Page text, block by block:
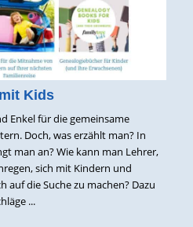
Kids
Enkel für die gemeinsame
Doch, was erzählt man? In
man an? Wie kann man Lehrer,
sich mit Kindern und
auf die Suche zu machen? Dazu
...